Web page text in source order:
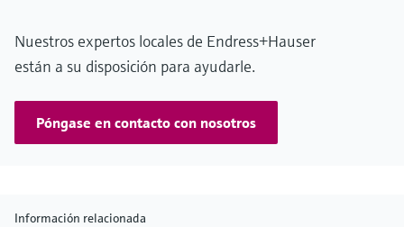
Nuestros expertos locales de Endress+Hauser
están a su disposición para ayudarle.
Póngase en contacto con nosotros
Información relacionada